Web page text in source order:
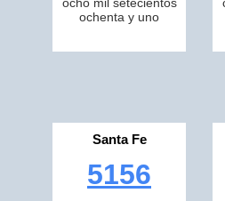
ochenta y uno
Santa Fe
5156